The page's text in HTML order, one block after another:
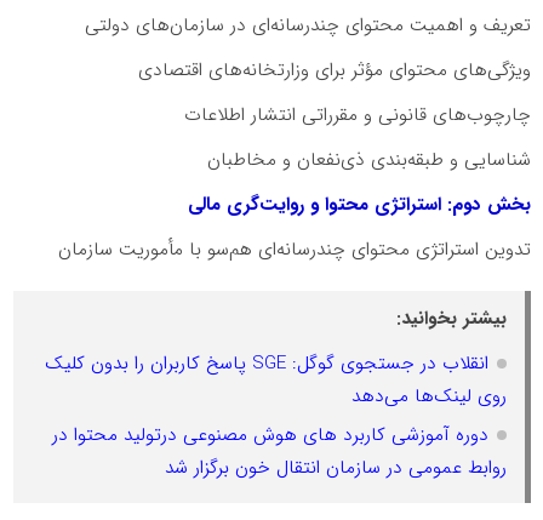
تعریف و اهمیت محتوای چندرسانه‌ای در سازمان‌های دولتی
ویژگی‌های محتوای مؤثر برای وزارتخانه‌های اقتصادی
چارچوب‌های قانونی و مقرراتی انتشار اطلاعات
شناسایی و طبقه‌بندی ذی‌نفعان و مخاطبان
بخش دوم: استراتژی محتوا و روایت‌گری مالی
تدوین استراتژی محتوای چندرسانه‌ای هم‌سو با مأموریت سازمان
بیشتر بخوانید:
انقلاب در جستجوی گوگل: SGE پاسخ کاربران را بدون کلیک
روی لینک‌ها می‌دهد
دوره آموزشی کاربرد های هوش مصنوعی درتولید محتوا در
روابط عمومی در سازمان انتقال خون برگزار شد